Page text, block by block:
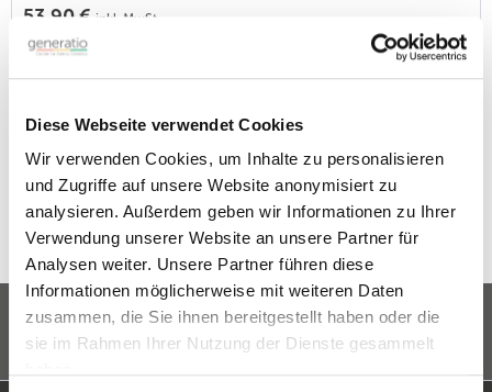
Diese Webseite verwendet Cookies
Wir verwenden Cookies, um Inhalte zu personalisieren
und Zugriffe auf unsere Website anonymisiert zu
analysieren. Außerdem geben wir Informationen zu Ihrer
Verwendung unserer Website an unsere Partner für
Analysen weiter. Unsere Partner führen diese
Informationen möglicherweise mit weiteren Daten
zusammen, die Sie ihnen bereitgestellt haben oder die
sie im Rahmen Ihrer Nutzung der Dienste gesammelt
53,90 € inkl. MwSt.
Listenpreis - persönliche Preise sind nach Anmeldung im ATC-Nutzerkonto
verfügbar.
Der Test untersucht, ob der Hund die FGF4-Retrogen-Insertion
Ursachen für verkürzte Beine (CDDY, disproportionaler
Auftreten des Hansen-Bandscheibenvorfalls Typ 1 (IVDD Typ 1).
Die Beinlänge ist unterschiedlich, je nachdem, ob der Hund